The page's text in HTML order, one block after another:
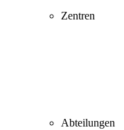
Zentren
Abteilungen